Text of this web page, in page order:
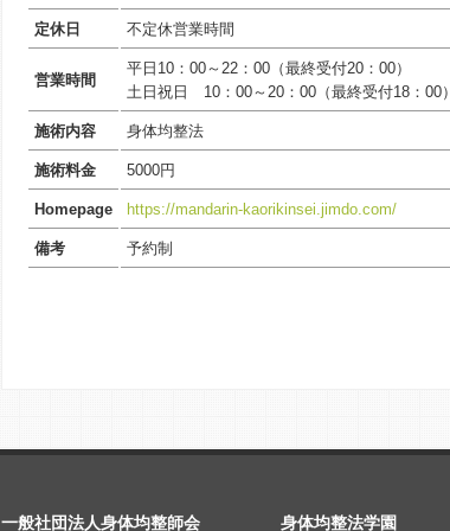
定休日 不定休営業時間
営業時間
平日10：00～22：00（最終受付20：00）
土日祝日 10：00～20：00（最終受付18：00）
施術内容 身体均整法
施術料金 5000円
Homepage https://mandarin-kaorikinsei.jimdo.com/
備考 予約制
一般社団法人身体均整師会 身体均整法学園